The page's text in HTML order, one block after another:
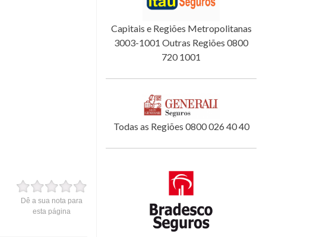
Dê a sua nota para
esta página
Capitais e Regiões Metropolitanas
3003-1001 Outras Regiões 0800
720 1001
Todas as Regiões 0800 026 40 40